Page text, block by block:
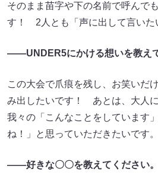
そのまま苗字や下の名前で呼んで
す！ 2人とも「声に出して言いた
――UNDER5にかける想いを教えて
この大会で爪痕を残し、お笑いだ
み出したいです！ あとは、大人
我々の「こんなことをしています
ね！」と思っていただきたいです。
――好きな〇〇を教えてください。